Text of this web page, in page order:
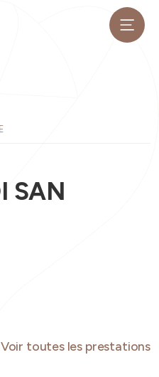
SAN
Voir toutes les prestations